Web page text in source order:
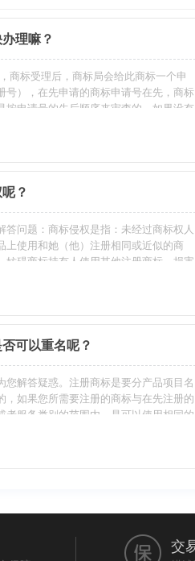
理嘛？
商标受理后，商标局会给此商标一个申
号），在先申请的商标申请号在先，商标
按申请号的先后顺序来审查的，如果没有
要，被异议等），不会延迟也不会提
？
答问题：商标侵权是指：未经过商标权人
上使用和她（他）注册相同或近似的商
妨碍商标持有人使用其他注册商标，损害
其他行为。侵权的人通常需要承担侵权
为的人要承担赔偿的责任。情节严重
可以重名呢？
您解答疑惑。注册商标是要分产品项目名
，如果您所需要注册的商标与在先注册的
者服务类别的范围内，是可以使用相同的
能帮到您。
交